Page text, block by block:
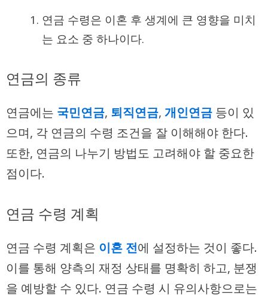
연금 수령은 이혼 후 생계에 큰 영향을 미치
는 요소 중 하나이다.
연금의 종류
연금에는 국민연금, 퇴직연금, 개인연금 등이 있
으며, 각 연금의 수령 조건을 잘 이해해야 한다.
또한, 연금의 나누기 방법도 고려해야 할 중요한
점이다.
연금 수령 계획
연금 수령 계획은 이혼 전에 설정하는 것이 좋다.
이를 통해 양측의 재정 상태를 명확히 하고, 분쟁
을 예방할 수 있다. 연금 수령 시 유의사항으로는